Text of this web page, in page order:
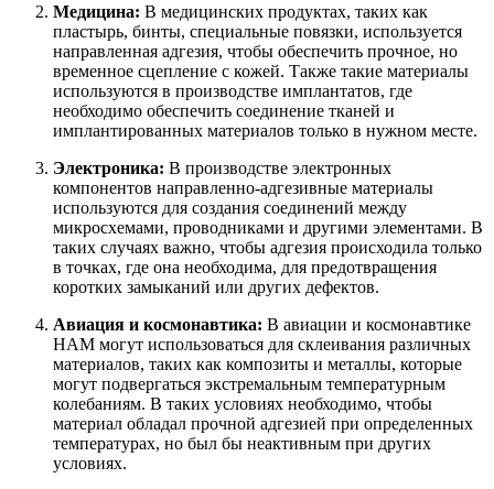
Медицина: В медицинских продуктах, таких как
пластырь, бинты, специальные повязки, используется
направленная адгезия, чтобы обеспечить прочное, но
временное сцепление с кожей. Также такие материалы
используются в производстве имплантатов, где
необходимо обеспечить соединение тканей и
имплантированных материалов только в нужном месте.
Электроника: В производстве электронных
компонентов направленно-адгезивные материалы
используются для создания соединений между
микросхемами, проводниками и другими элементами. В
таких случаях важно, чтобы адгезия происходила только
в точках, где она необходима, для предотвращения
коротких замыканий или других дефектов.
Авиация и космонавтика: В авиации и космонавтике
НАМ могут использоваться для склеивания различных
материалов, таких как композиты и металлы, которые
могут подвергаться экстремальным температурным
колебаниям. В таких условиях необходимо, чтобы
материал обладал прочной адгезией при определенных
температурах, но был бы неактивным при других
условиях.